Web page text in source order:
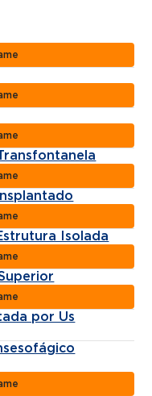
Isolada
por Us